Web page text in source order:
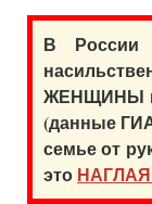
В России
ЖЕНЩИНЫ и
(данные
семье от
это